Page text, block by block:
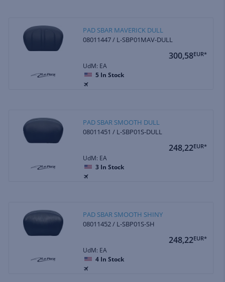
PAD SBAR MAVERICK DULL
08011447 / L-SBP01MAV-DULL
300,58EUR*
UdM: EA
5 In Stock
PAD SBAR SMOOTH DULL
08011451 / L-SBP01S-DULL
248,22EUR*
UdM: EA
3 In Stock
PAD SBAR SMOOTH SHINY
08011452 / L-SBP01S-SH
248,22EUR*
UdM: EA
4 In Stock